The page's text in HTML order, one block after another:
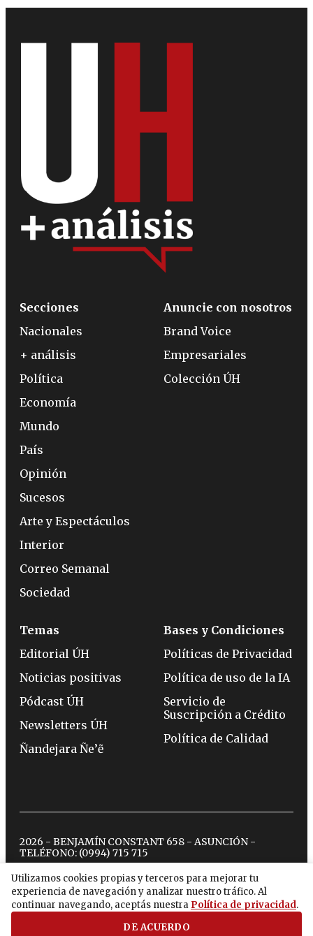
Utilizamos cookies propias y terceros para mejorar tu
experiencia de navegación y analizar nuestro tráfico. Al
continuar navegando, aceptás nuestra Política de privacidad.
DE ACUERDO
Secciones
Nacionales
+ análisis
Política
Economía
Mundo
País
Opinión
Sucesos
Arte y Espectáculos
Interior
Correo Semanal
Sociedad
Anuncie con nosotros
Brand Voice
Empresariales
Colección ÚH
Temas
Editorial ÚH
Noticias positivas
Pódcast ÚH
Newsletters ÚH
Ñandejara Ñe’ẽ
Bases y Condiciones
Políticas de Privacidad
Política de uso de la IA
Servicio de
Suscripción a Crédito
Política de Calidad
2026 - BENJAMÍN CONSTANT 658 - ASUNCIÓN -
TELÉFONO: (0994) 715 715
twitterinstagram
facebook
tiktokyoutubespotify